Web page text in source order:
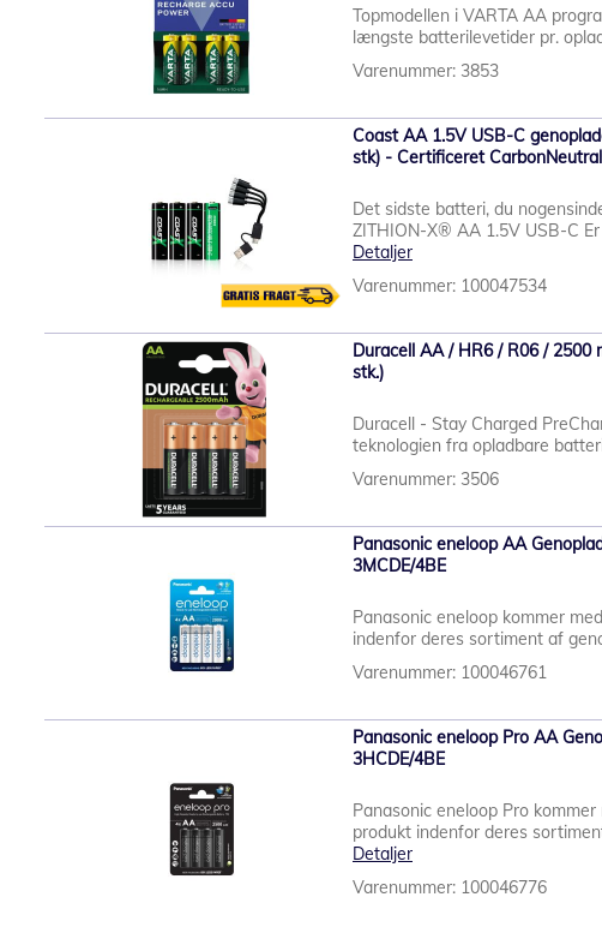
Topmodellen i VARTA AA
længste batterilevetider pr.
Varenummer: 3853
Coast AA 1.5V USB-C
stk) - Certificeret
Det sidste batteri, du
ZITHION-X® AA 1.5V USB-C
Detaljer
Varenummer: 100047534
Duracell AA / HR6 / R06 / 2500
stk.)
Duracell - Stay Charged
teknologien fra opladbare
Varenummer: 3506
Panasonic eneloop AA
3MCDE/4BE
Panasonic eneloop kommer
indenfor deres sortiment af
Varenummer: 100046761
Panasonic eneloop Pro AA
3HCDE/4BE
Panasonic eneloop Pro
produkt indenfor deres
Detaljer
Varenummer: 100046776